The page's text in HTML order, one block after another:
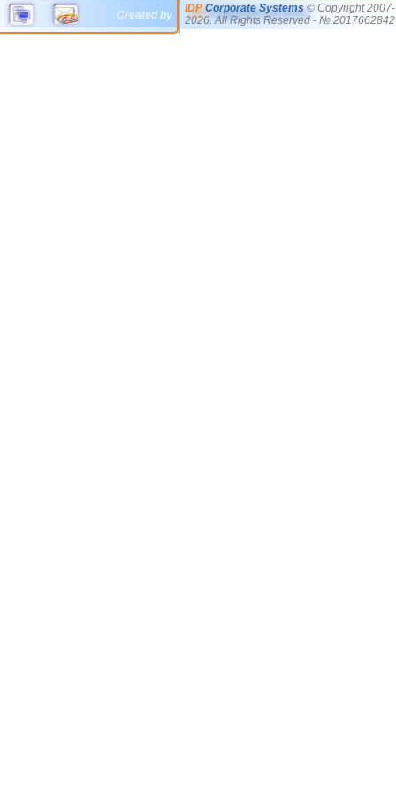
Created by
IDP Corporate Systems © Copyright 2007-
2026. All Rights Reserved - № 2017662842